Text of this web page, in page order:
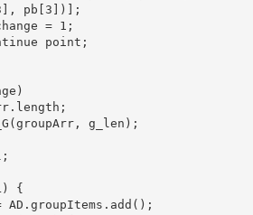
pb[3])];
{